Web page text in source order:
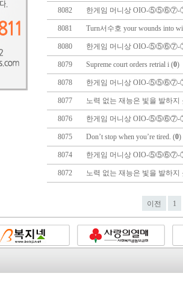
8082 한게임 머니상 OIO-
8081 Turn서수호 your wounds into
8080 한게임 머니상 OIO-
8079 Supreme court orders retrial i (0)
8078 한게임 머니상 OIO-
8077 노력 없는 재능은 빛을 발하지
8076 한게임 머니상 OIO-
8075 Don’t stop when you’re tired. (0)
8074 한게임 머니상 OIO-
8072 노력 없는 재능은 빛을 발하지
이전 1